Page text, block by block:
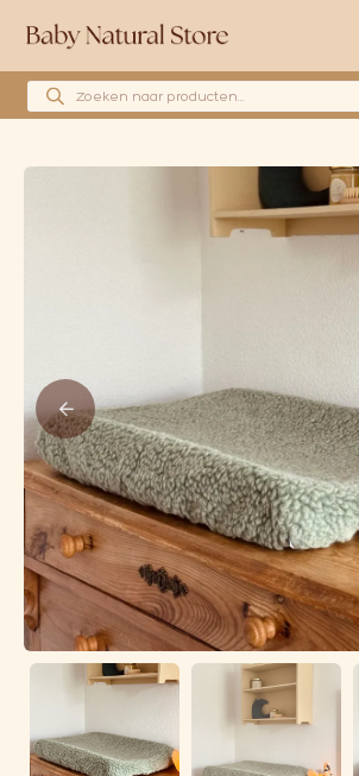
Producten zoeken
Huidverzorging
Blog
Over ons
Affiliate